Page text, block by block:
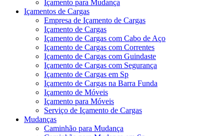
Içamento para Mudança
Içamentos de Cargas
Empresa de Içamento de Cargas
Içamento de Cargas
Içamento de Cargas com Cabo de Aço
Içamento de Cargas com Correntes
Içamento de Cargas com Guindaste
Içamento de Cargas com Segurança
Içamento de Cargas em Sp
Içamento de Cargas na Barra Funda
Içamento de Móveis
Içamento para Móveis
Serviço de Içamento de Cargas
Mudanças
Caminhão para Mudança